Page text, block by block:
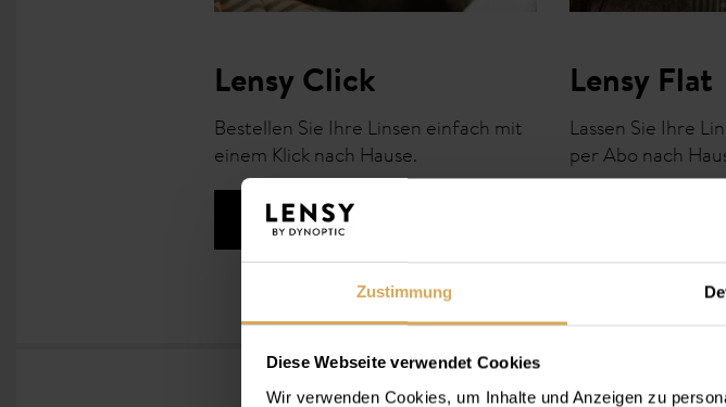
Zustimmung
Diese Webseite verwendet Cookies
Wir verwenden Cookies, um Inhalte und Anzeigen zu
Lensy Click
Bestellen Sie Ihre Linsen einfach mit
einem Klick nach Hause.
Mehr erfahren
Lensy Flat
Lassen Sie Ihre
per Abo nach